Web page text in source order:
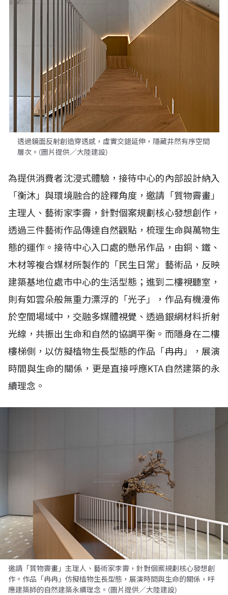
透過鏡面反射創造穿透感，虛實交錯延伸，隱藏井然有序空間
層次。(圖片提供／大陸建設)
為提供消費者沈浸式體驗，接待中心的內部設計納入
「衡沐」與環境融合的詮釋角度，邀請「質物霽畫」
主理人、藝術家李霽，針對個案規劃核心發想創作，
透過三件藝術作品傳達自然觀點，梳理生命與萬物生
態的運作。接待中心入口處的懸吊作品，由銅、鐵、
木材等複合媒材所製作的「民生日常」藝術品，反映
建築基地位處市中心的生活型態；進到二樓視聽室，
則有如雲朵般無重力漂浮的「光子」，作品有機漫佈
於空間場域中，交融多媒體視覺、透過銀網材料折射
光線，共振出生命和自然的協調平衡。而隱身在二樓
樓梯側，以仿擬植物生長型態的作品「冉冉」，展演
時間與生命的關係，更是直接呼應KTA 自然建築的永
續理念。
邀請「質物霽畫」主理人、藝術家李霽，針對個案規劃核心發想創
作。作品「冉冉」仿擬植物生長型態，展演時間與生命的關係，呼
應建築師的自然建築永續理念。(圖片提供／大陸建設)